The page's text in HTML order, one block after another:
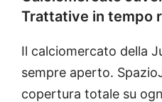
Trattative in tempo
Il calciomercato della
sempre aperto.
copertura totale su